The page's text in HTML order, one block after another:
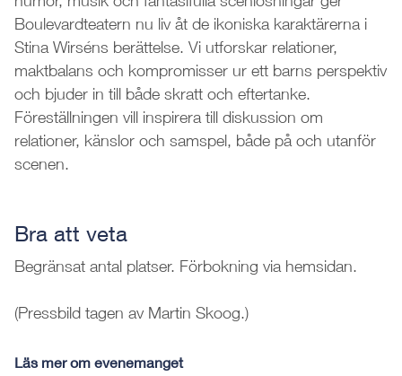
Boulevardteatern nu liv åt de ikoniska karaktärerna i
Stina Wirséns berättelse. Vi utforskar relationer,
maktbalans och kompromisser ur ett barns perspektiv
och bjuder in till både skratt och eftertanke.
Föreställningen vill inspirera till diskussion om
relationer, känslor och samspel, både på och utanför
scenen.
Bra att veta
Begränsat antal platser. Förbokning via hemsidan.
(Pressbild tagen av Martin Skoog.)
Läs mer om evenemanget